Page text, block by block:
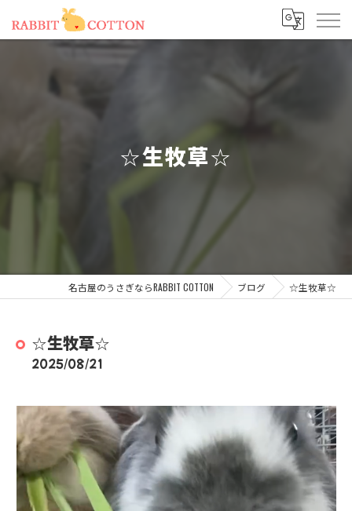
☆生牧草☆
名古屋のうさぎならRABBIT COTTON ブログ ☆生牧草☆
☆生牧草☆
2025/08/21